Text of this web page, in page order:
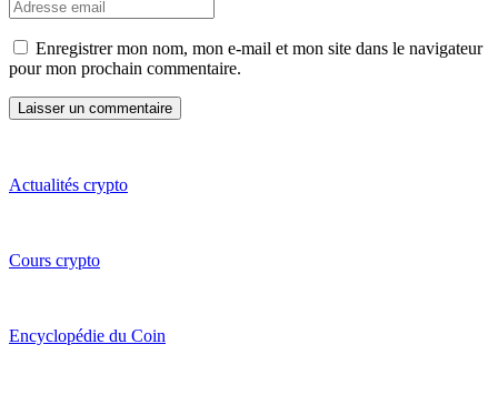
Enregistrer mon nom, mon e-mail et mon site dans le navigateur
pour mon prochain commentaire.
Actualités crypto
Cours crypto
Encyclopédie du Coin